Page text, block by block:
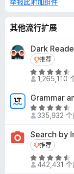
举报此附加组件
其他流行扩展
Dark
推荐
推荐
评
分
4
.
5
5
1,265,110
Grammar
评
分
4
.
5
/
335,932 个
Search by
推荐
推荐
评
分
442,431 个